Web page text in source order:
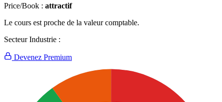
Price/Book : attractif
Le cours est proche de la valeur comptable.
Secteur Industrie :
Devenez Premium